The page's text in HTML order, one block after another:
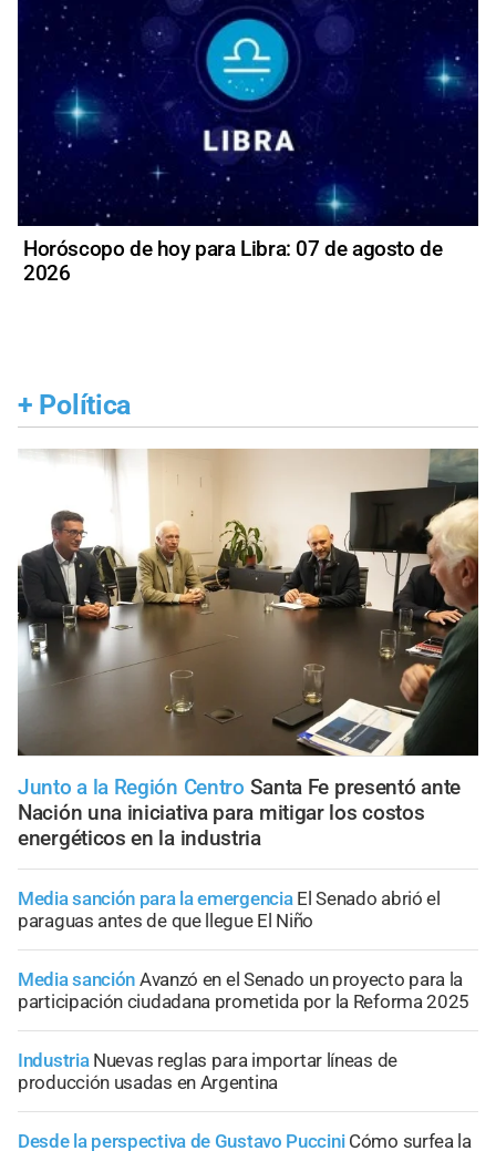
Horóscopo de hoy para Libra: 07 de agosto de
2026
+ Política
Junto a la Región Centro Santa Fe presentó ante
Nación una iniciativa para mitigar los costos
energéticos en la industria
Media sanción para la emergencia El Senado abrió el
paraguas antes de que llegue El Niño
Media sanción Avanzó en el Senado un proyecto para la
participación ciudadana prometida por la Reforma 2025
Industria Nuevas reglas para importar líneas de
producción usadas en Argentina
Desde la perspectiva de Gustavo Puccini Cómo surfea la